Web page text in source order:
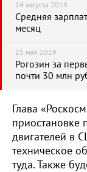
14 августа 2019
Средняя
месяц
25 мая 2019
Рогозин за
почти 30 млн
Глава
приостановке
двигателей в
техническое
туда. Также